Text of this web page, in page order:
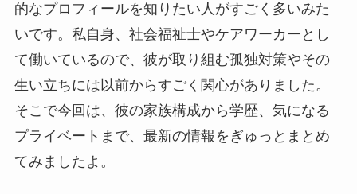
的なプロフィールを知りたい人がすごく多いみた
いです。私自身、社会福祉士やケアワーカーとし
て働いているので、彼が取り組む孤独対策やその
生い立ちには以前からすごく関心がありました。
そこで今回は、彼の家族構成から学歴、気になる
プライベートまで、最新の情報をぎゅっとまとめ
てみましたよ。